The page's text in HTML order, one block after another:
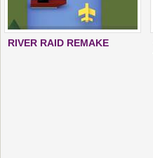
RIVER RAID REMAKE